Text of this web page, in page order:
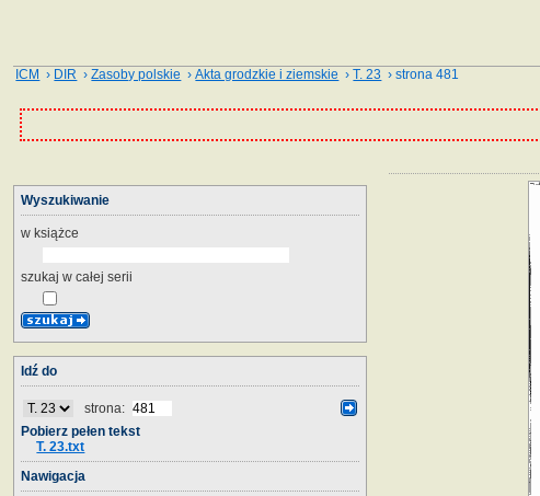
ICM › DIR ›Zasoby polskie ›Akta grodzkie i ziemskie ›T. 23 › strona 481
Wyszukiwanie
w książce
szukaj w całej serii
Idź do
strona:
Pobierz pełen tekst
T. 23.txt
Nawigacja